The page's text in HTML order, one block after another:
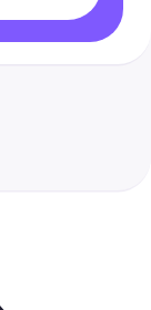
करें, एक शीघ्र सत्यापन
सुरक्षित वर्कफ़्लोज़